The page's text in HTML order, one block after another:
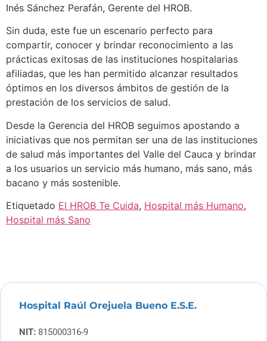
Inés Sánchez Perafán, Gerente del HROB.
Sin duda, este fue un escenario perfecto para
compartir, conocer y brindar reconocimiento a las
prácticas exitosas de las instituciones hospitalarias
afiliadas, que les han permitido alcanzar resultados
óptimos en los diversos ámbitos de gestión de la
prestación de los servicios de salud.
Desde la Gerencia del HROB seguimos apostando a
iniciativas que nos permitan ser una de las instituciones
de salud más importantes del Valle del Cauca y brindar
a los usuarios un servicio más humano, más sano, más
bacano y más sostenible.
Etiquetado El HROB Te Cuida, Hospital más Humano,
Hospital más Sano
Hospital Raúl Orejuela Bueno E.S.E.
NIT: 815000316-9